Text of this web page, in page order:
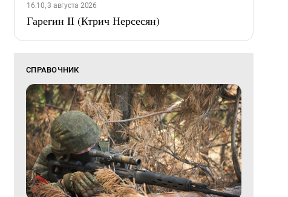
16:10, 3 августа 2026
Гарегин II (Ктрич Нерсесян)
СПРАВОЧНИК